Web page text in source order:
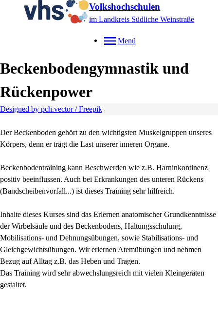
Volkshochschulen
im Landkreis Südliche Weinstraße
Menü
Beckenbodengymnastik und
Rückenpower
Designed by pch.vector / Freepik
Der Beckenboden gehört zu den wichtigsten Muskelgruppen unseres
Körpers, denn er trägt die Last unserer inneren Organe.
Beckenbodentraining kann Beschwerden wie z.B. Harninkontinenz
positiv beeinflussen. Auch bei Erkrankungen des unteren Rückens
(Bandscheibenvorfall...) ist dieses Training sehr hilfreich.
Inhalte dieses Kurses sind das Erlernen anatomischer Grundkenntnisse
der Wirbelsäule und des Beckenbodens, Haltungsschulung,
Mobilisations- und Dehnungsübungen, sowie Stabilisations- und
Gleichgewichtsübungen. Wir erlernen Atemübungen und nehmen
Bezug auf Alltag z.B. das Heben und Tragen.
Das Training wird sehr abwechslungsreich mit vielen Kleingeräten
gestaltet.